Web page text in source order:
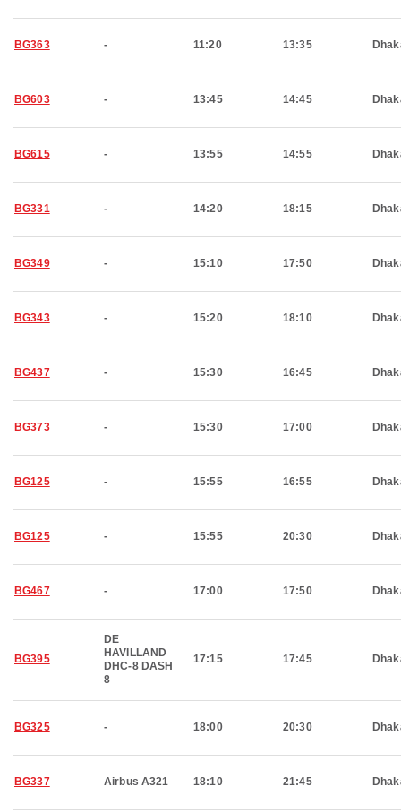
BG363 - 11:20 13:35
BG603 - 13:45 14:45
BG615 - 13:55 14:55
BG331 - 14:20 18:15
BG349 - 15:10 17:50
BG343 - 15:20 18:10
BG437 - 15:30 16:45
BG373 - 15:30 17:00
BG125 - 15:55 16:55
BG125 - 15:55 20:30
BG467 - 17:00 17:50
BG395
DE
HAVILLAND
DHC-8 DASH
8
17:15 17:45
BG325 - 18:00 20:30
BG337 Airbus A321 18:10 21:45